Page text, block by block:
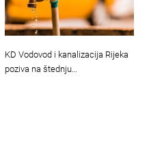
KD Vodovod i kanalizacija Rijeka
poziva na štednju…